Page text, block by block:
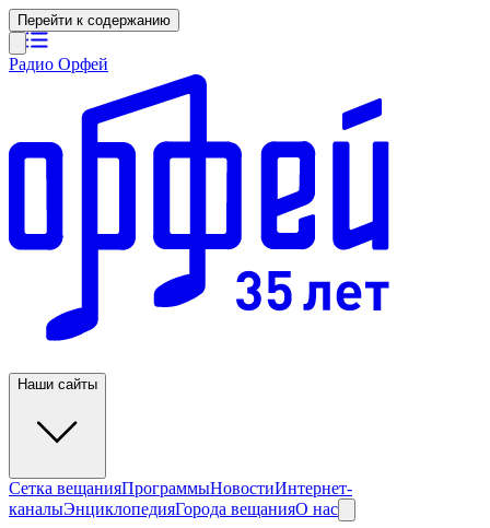
Перейти к содержанию
Радио Орфей
Наши сайты
Сетка вещанияПрограммыНовостиИнтернет-
каналыЭнциклопедияГорода вещанияО нас